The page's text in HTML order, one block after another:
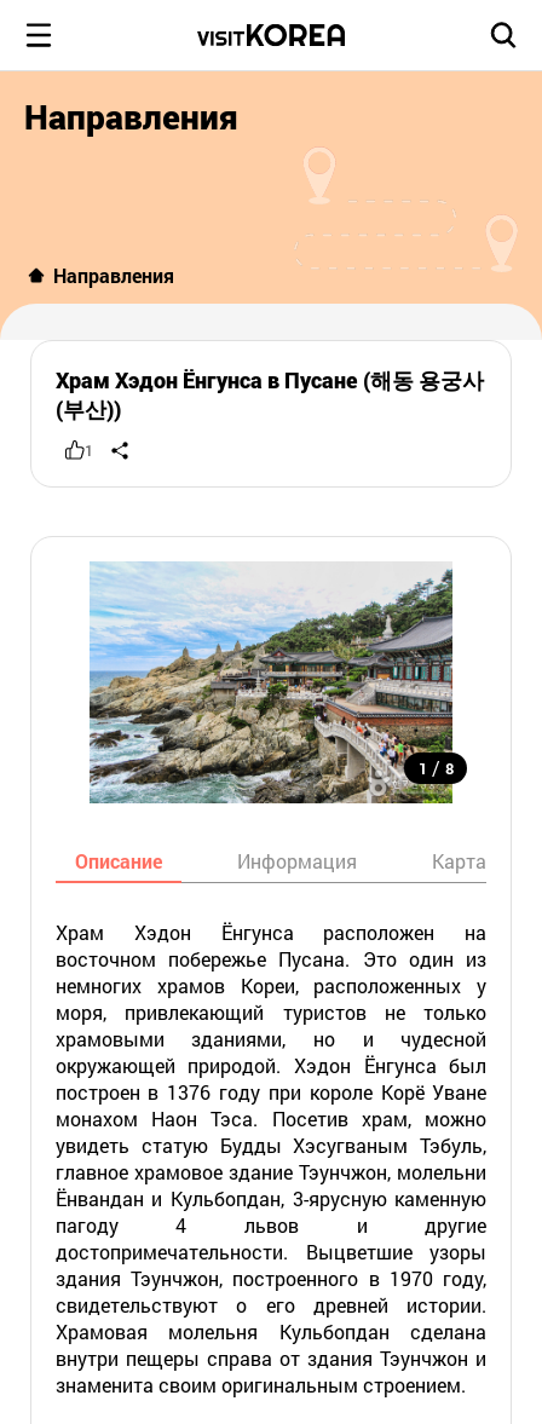
Направления
Направления
Храм Хэдон Ёнгунса в Пусане (해동 용궁사
(부산))
1
1 / 8
Описание Информация Карта
Храм Хэдон Ёнгунса расположен на
восточном побережье Пусана. Это один из
немногих храмов Кореи, расположенных у
моря, привлекающий туристов не только
храмовыми зданиями, но и чудесной
окружающей природой. Хэдон Ёнгунса был
построен в 1376 году при короле Корё Уване
монахом Наон Тэса. Посетив храм, можно
увидеть статую Будды Хэсугваным Тэбуль,
главное храмовое здание Тэунчжон, молельни
Ёнвандан и Кульбопдан, 3-ярусную каменную
пагоду 4 львов и другие
достопримечательности. Выцветшие узоры
здания Тэунчжон, построенного в 1970 году,
свидетельствуют о его древней истории.
Храмовая молельня Кульбопдан сделана
внутри пещеры справа от здания Тэунчжон и
знаменита своим оригинальным строением.